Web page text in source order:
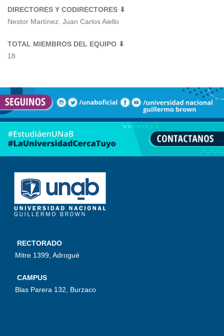
DIRECTORES Y CODIRECTORES ⬇
Nestor Martínez. Juan Carlos Aiello
TOTAL MIEMBROS DEL EQUIPO ⬇
18
RECTORADO
Mitre 1399, Adrogué
CAMPUS
Blas Parera 132, Burzaco